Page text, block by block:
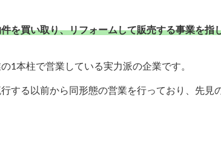
を買い取り、リフォームして販売する事業を指
1本柱で営業している実力派の企業です。
する以前から同形態の営業を行っており、先見